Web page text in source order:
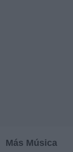
Más Música